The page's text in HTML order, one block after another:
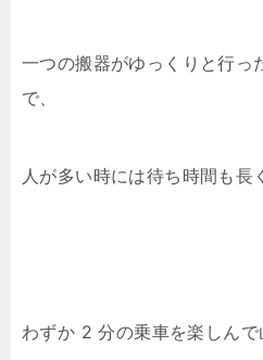
一つの搬器がゆっくりと行っ
で、
人が多い時には待ち時間も長
わずか 2 分の乗車を楽しんで